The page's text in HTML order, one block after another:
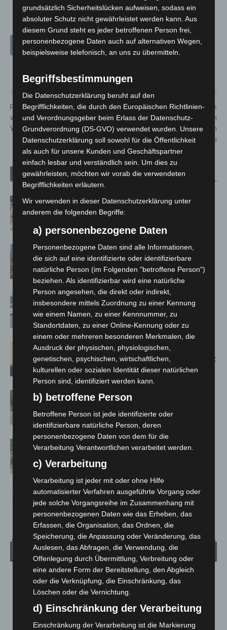
Vorheriger Artikel
Region Hannover lädt zum
weihnachtlichen
Wintervergnügen ein
Lagebild „Organisierte
Kriminalität in Niedersachsen
2022″: Zahl der Verfahren
weiter auf hohem Niveau
Verwandte Artikel Mehr vom Autor
Kunst trifft Weingenuss: Barbara-
Susann Mehring zeigt ihre Werke im
Jacques’ Wein-Depot Isernhagen
A2: Zweite Turbobaustelle startet
zwischen Hannover-West und
Bothfeld
Niedersachsen: Feuerwehrkräfte
kehren nach Waldbrandeinsatz aus
Spanien zurück
Hannover: Erste Tigermücken-
Population in Niedersachsen entdeckt
Brand im „Haus der Begegnung“ in
Region Hannover: 21 neue
Kreuz
Wetter
LANGENHAGEN
Bedeckt
25.6°C 28.3°
grundsätzlich Sicherheitslücken aufweisen, sodass ein
absoluter Schutz nicht gewährleistet werden kann. Aus
diesem Grund steht es jeder betroffenen Person frei,
personenbezogene Daten auch auf alternativen Wegen,
beispielsweise telefonisch, an uns zu übermitteln.
Begriffsbestimmungen
Die Datenschutzerklärung beruht auf den
Begrifflichkeiten, die durch den Europäischen Richtlinien-
und Verordnungsgeber beim Erlass der Datenschutz-
Grundverordnung (DS-GVO) verwendet wurden. Unsere
Datenschutzerklärung soll sowohl für die Öffentlichkeit
als auch für unsere Kunden und Geschäftspartner
einfach lesbar und verständlich sein. Um dies zu
gewährleisten, möchten wir vorab die verwendeten
Begrifflichkeiten erläutern.
Wir verwenden in dieser Datenschutzerklärung unter
anderem die folgenden Begriffe:
a) personenbezogene Daten
Personenbezogene Daten sind alle Informationen,
die sich auf eine identifizierte oder identifizierbare
natürliche Person (im Folgenden "betroffene Person")
beziehen. Als identifizierbar wird eine natürliche
Person angesehen, die direkt oder indirekt,
insbesondere mittels Zuordnung zu einer Kennung
wie einem Namen, zu einer Kennnummer, zu
Standortdaten, zu einer Online-Kennung oder zu
einem oder mehreren besonderen Merkmalen, die
Ausdruck der physischen, physiologischen,
genetischen, psychischen, wirtschaftlichen,
kulturellen oder sozialen Identität dieser natürlichen
Person sind, identifiziert werden kann.
b) betroffene Person
Betroffene Person ist jede identifizierte oder
identifizierbare natürliche Person, deren
personenbezogene Daten von dem für die
Verarbeitung Verantwortlichen verarbeitet werden.
c) Verarbeitung
Verarbeitung ist jeder mit oder ohne Hilfe
automatisierter Verfahren ausgeführte Vorgang oder
jede solche Vorgangsreihe im Zusammenhang mit
personenbezogenen Daten wie das Erheben, das
Erfassen, die Organisation, das Ordnen, die
Speicherung, die Anpassung oder Veränderung, das
Auslesen, das Abfragen, die Verwendung, die
Offenlegung durch Übermittlung, Verbreitung oder
eine andere Form der Bereitstellung, den Abgleich
oder die Verknüpfung, die Einschränkung, das
Löschen oder die Vernichtung.
d) Einschränkung der Verarbeitung
Einschränkung der Verarbeitung ist die Markierung